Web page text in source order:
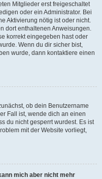
Mitglieder erst freigeschaltet
oder ein Administrator. Bei
Aktivierung nötig ist oder nicht.
dort enthaltenen Anweisungen.
korrekt eingegeben hast oder
Wenn du dir sicher bist,
wurde, dann kontaktiere einen
ob dein Benutzername
Fall ist, wende dich an einen
du nicht gesperrt wurdest. Es ist
mit der Website vorliegt,
mich aber nicht mehr